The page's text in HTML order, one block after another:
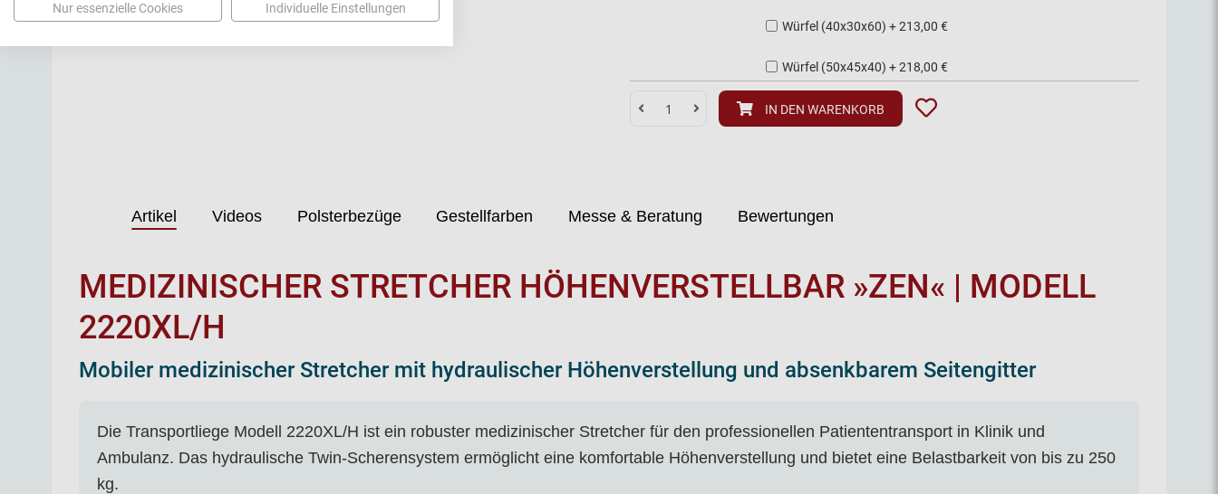
Würfel (40x30x60)+213,00 €
Würfel (50x45x40)+218,00 €
IN DEN WARENKORB
Artikel Videos Polsterbezüge Gestellfarben Messe & Beratung Bewertungen
MEDIZINISCHER STRETCHER HÖHENVERSTELLBAR »ZEN« | MODELL
2220XL/H
Mobiler medizinischer Stretcher mit hydraulischer Höhenverstellung und absenkbarem Seitengitter
Die Transportliege Modell 2220XL/H ist ein robuster medizinischer Stretcher für den professionellen Patiententransport in Klinik und
Ambulanz. Das hydraulische Twin-Scherensystem ermöglicht eine komfortable Höhenverstellung und bietet eine Belastbarkeit von bis zu 250
kg.
Nur essenzielle Cookies Individuelle Einstellungen